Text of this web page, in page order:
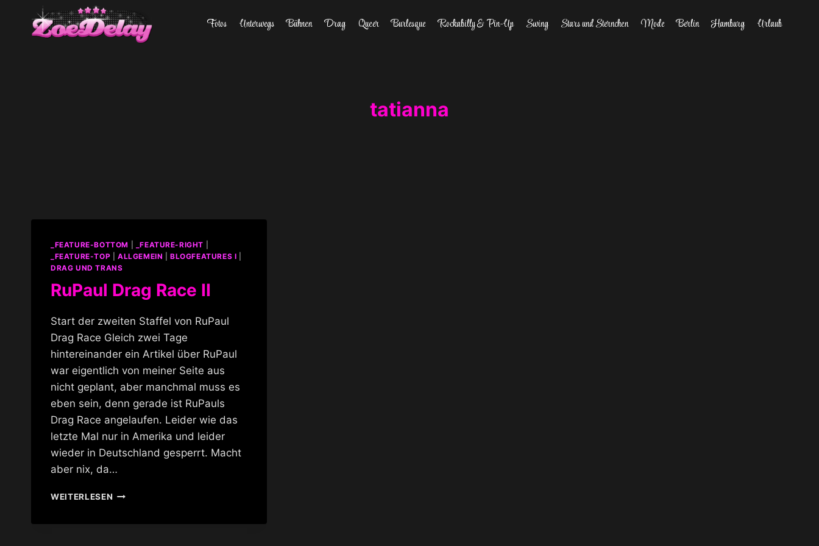
springen
Fotos Unterwegs Bühnen Drag Queer Burlesque Rockabilly & Pin-Up Swing Stars und Sternchen Mode Berlin Hamburg Urlaub
tatianna
_FEATURE-BOTTOM _FEATURE-RIGHT
_FEATURE-TOP
ALLGEMEIN |BLOGFEATURES I
DRAG UND TRANS
RuPaul Drag Race II
Start der zweiten Staffel von RuPaul
Drag Race Gleich zwei Tage
hintereinander ein Artikel über RuPaul
war eigentlich von meiner Seite aus
nicht geplant, aber manchmal muss es
eben sein, denn gerade ist RuPauls
Drag Race angelaufen. Leider wie das
letzte Mal nur in Amerika und leider
wieder in Deutschland gesperrt. Macht
aber nix, da…
WEITERLESENRUPAUL